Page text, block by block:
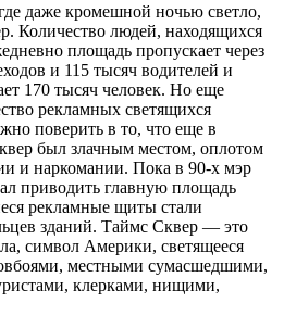
даже кромешной ночью светло,
Количество людей, находящихся
площадь пропускает через
и 115 тысяч водителей и
170 тысяч человек. Но еще
рекламных светящихся
поверить в то, что еще в
был злачным местом, оплотом
и наркомании. Пока в 90-х мэр
приводить главную площадь
рекламные щиты стали
зданий. Таймс Сквер — это
символ Америки, светящееся
местными сумасшедшими,
клерками, нищими,